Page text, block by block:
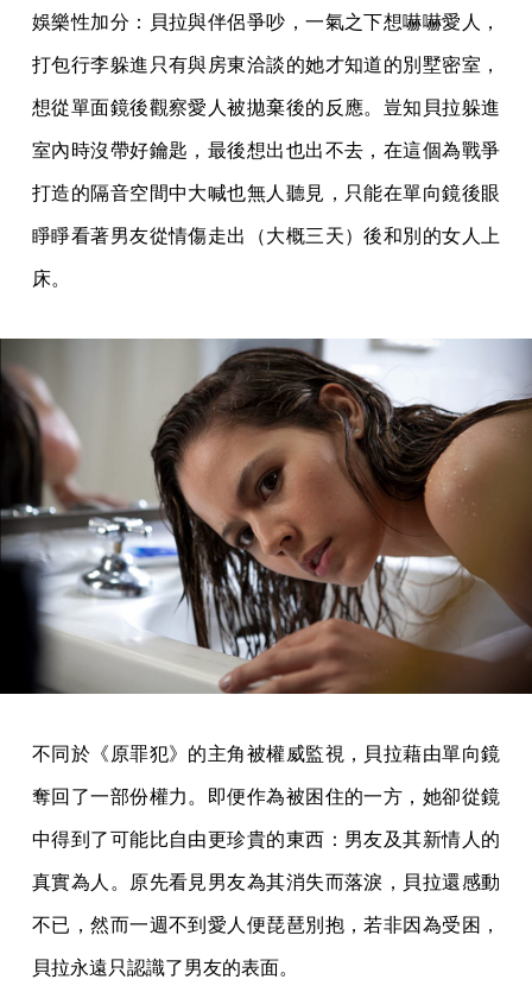
娛樂性加分：貝拉與伴侶爭吵，一氣之下想嚇嚇愛人，
打包行李躲進只有與房東洽談的她才知道的別墅密室，
想從單面鏡後觀察愛人被拋棄後的反應。豈知貝拉躲進
室內時沒帶好鑰匙，最後想出也出不去，在這個為戰爭
打造的隔音空間中大喊也無人聽見，只能在單向鏡後眼
睜睜看著男友從情傷走出（大概三天）後和別的女人上
床。
不同於《原罪犯》的主角被權威監視，貝拉藉由單向鏡
奪回了一部份權力。即便作為被困住的一方，她卻從鏡
中得到了可能比自由更珍貴的東西：男友及其新情人的
真實為人。原先看見男友為其消失而落淚，貝拉還感動
不已，然而一週不到愛人便琵琶別抱，若非因為受困，
貝拉永遠只認識了男友的表面。